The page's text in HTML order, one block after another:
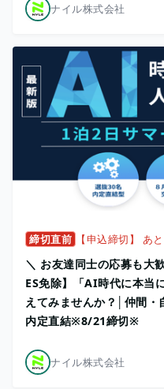
ナイル株式会社
締切直前 【申込締切】 あ
＼ お友達同士の応募も大
ES免除】「AI時代に本当
えてみませんか？│仲間・
内定直結※8/21締切※
ナイル株式会社